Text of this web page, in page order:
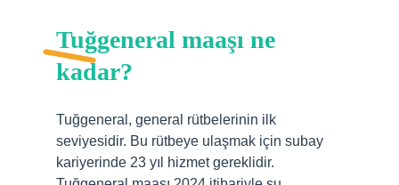
Tuğgeneral maaşı ne
kadar?
Tuğgeneral, general rütbelerinin ilk
seviyesidir. Bu rütbeye ulaşmak için subay
kariyerinde 23 yıl hizmet gereklidir.